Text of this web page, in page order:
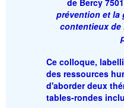
de Bercy
prévention et la
contentieux
Ce colloque,
des ressources
d'aborder deux
tables-rondes